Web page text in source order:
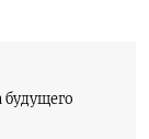
будущего